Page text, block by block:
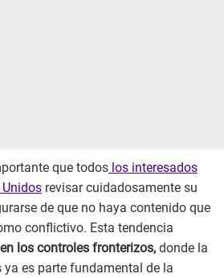
que todos los interesados
revisar cuidadosamente su
de que no haya contenido que
conflictivo. Esta tendencia
los controles fronterizos, donde la
ya es parte fundamental de la